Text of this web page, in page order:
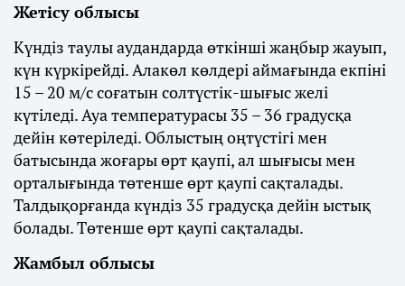
Жетісу облысы
Күндіз таулы аудандарда өткінші жаңбыр жауып,
күн күркірейді. Алакөл көлдері аймағында екпіні
15 – 20 м/с соғатын солтүстік-шығыс желі
күтіледі. Ауа температурасы 35 – 36 градусқа
дейін көтеріледі. Облыстың оңтүстігі мен
батысында жоғары өрт қаупі, ал шығысы мен
орталығында төтенше өрт қаупі сақталады.
Талдықорғанда күндіз 35 градусқа дейін ыстық
болады. Төтенше өрт қаупі сақталады.
Жамбыл облысы